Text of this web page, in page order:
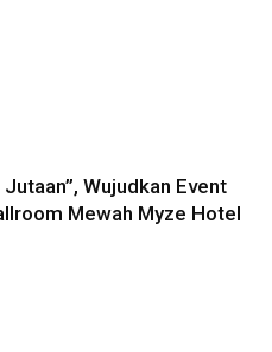
Wujudkan Event
Mewah Myze Hotel